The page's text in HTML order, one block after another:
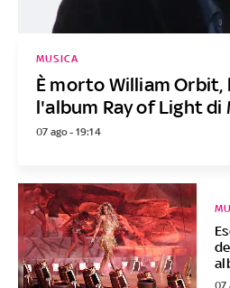
È morto William
l'album Ray of Light di
MUSICA
07 ago - 19:14
07